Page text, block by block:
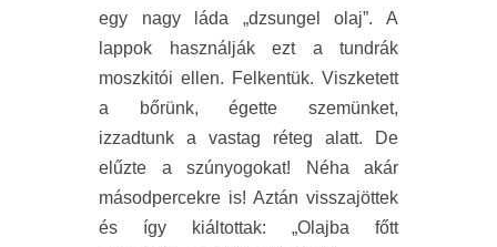
egy nagy láda „dzsungel olaj”. A
lappok használják ezt a tundrák
moszkitói ellen. Felkentük. Viszketett
a bőrünk, égette szemünket,
izzadtunk a vastag réteg alatt. De
elűzte a szúnyogokat! Néha akár
másodpercekre is! Aztán visszajöttek
és így kiáltottak: „Olajba főtt